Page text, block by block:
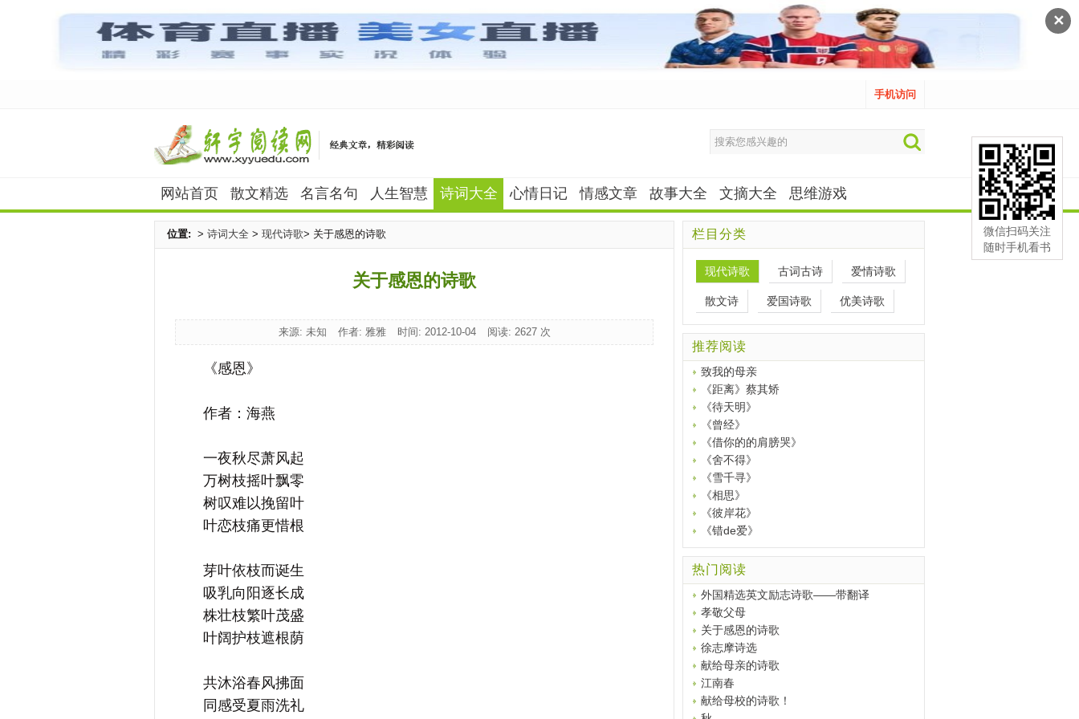
✕
手机访问
网站首页 散文精选 名言名句 人生智慧 诗词大全 心情日记 情感文章 故事大全 文摘大全 思维游戏
位置: > 诗词大全 > 现代诗歌> 关于感恩的诗歌
关于感恩的诗歌
来源: 未知 作者: 雅雅 时间: 2012-10-04 阅读: 2627 次
《感恩》
作者：海燕
一夜秋尽萧风起
万树枝摇叶飘零
树叹难以挽留叶
叶恋枝痛更惜根
芽叶依枝而诞生
吸乳向阳逐长成
株壮枝繁叶茂盛
叶阔护枝遮根荫
共沐浴春风拂面
同感受夏雨洗礼
栏目分类
现代诗歌 古词古诗 爱情诗歌
散文诗 爱国诗歌 优美诗歌
推荐阅读
致我的母亲
《距离》蔡其矫
《待天明》
《曾经》
《借你的的肩膀哭》
《舍不得》
《雪千寻》
《相思》
《彼岸花》
《错de爱》
热门阅读
外国精选英文励志诗歌——带翻译
孝敬父母
关于感恩的诗歌
徐志摩诗选
献给母亲的诗歌
江南春
献给母校的诗歌！
微信扫码关注
随时手机看书